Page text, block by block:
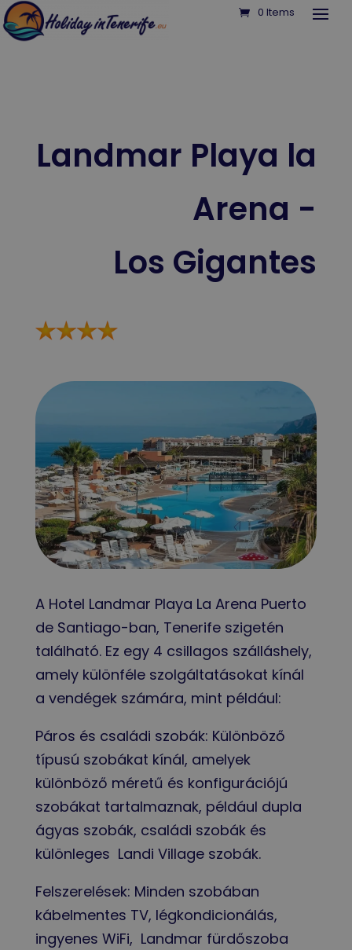
0 Items
Landmar Playa la
Arena -
Los Gigantes
A Hotel Landmar Playa La Arena Puerto
de Santiago-ban, Tenerife szigetén
található. Ez egy 4 csillagos szálláshely,
amely különféle szolgáltatásokat kínál
a vendégek számára, mint például:
Páros és családi szobák: Különböző
típusú szobákat kínál, amelyek
különböző méretű és konfigurációjú
szobákat tartalmaznak, például dupla
ágyas szobák, családi szobák és
különleges Landi Village szobák.
Felszerelések: Minden szobában
kábelmentes TV, légkondicionálás,
ingyenes WiFi, Landmar fürdőszoba